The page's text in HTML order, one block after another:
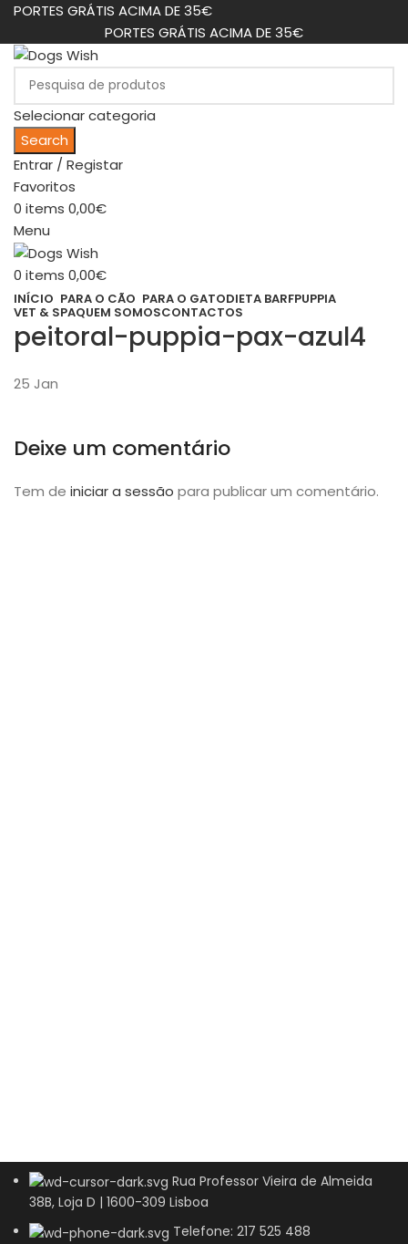
PORTES GRÁTIS ACIMA DE 35€
PORTES GRÁTIS ACIMA DE 35€
Selecionar categoria
Search
Entrar / Registar
Favoritos
0 items 0,00€
Menu
0 items 0,00€
INÍCIO PARA O CÃO PARA O GATODIETA BARFPUPPIA
VET & SPAQUEM SOMOSCONTACTOS
peitoral-puppia-pax-azul4
25 Jan
Deixe um comentário
Tem de iniciar a sessão para publicar um comentário.
Rua Professor Vieira de Almeida
38B, Loja D | 1600-309 Lisboa
Telefone: 217 525 488